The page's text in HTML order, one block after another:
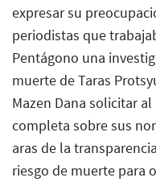
expresar su
periodistas que
Pentágono una
muerte de Taras
Mazen Dana solicitar
completa sobre sus
aras de la
riesgo de muerte para